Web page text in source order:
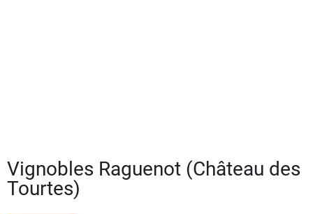
Vignobles Raguenot (Château des
Tourtes)